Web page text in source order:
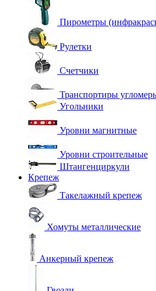
Пирометры
Рулетки
Счетчики
Транспортиры
Угольники
Уровни магнитные
Уровни строительные
Штангенциркули
Крепеж
Такелажный крепеж
Хомуты металлические
Анкерный крепеж